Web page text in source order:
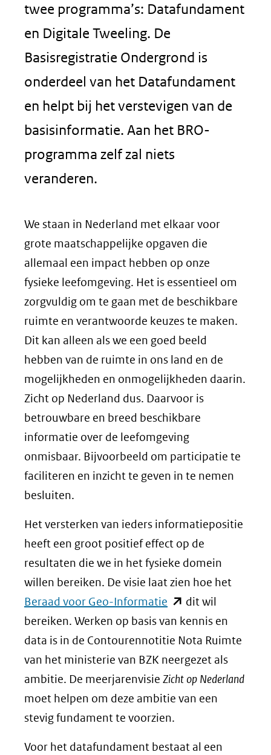
twee programma’s: Datafundament
en Digitale Tweeling. De
Basisregistratie Ondergrond is
onderdeel van het Datafundament
en helpt bij het verstevigen van de
basisinformatie. Aan het BRO-
programma zelf zal niets
veranderen.
We staan in Nederland met elkaar voor
grote maatschappelijke opgaven die
allemaal een impact hebben op onze
fysieke leefomgeving. Het is essentieel om
zorgvuldig om te gaan met de beschikbare
ruimte en verantwoorde keuzes te maken.
Dit kan alleen als we een goed beeld
hebben van de ruimte in ons land en de
mogelijkheden en onmogelijkheden daarin.
Zicht op Nederland dus. Daarvoor is
betrouwbare en breed beschikbare
informatie over de leefomgeving
onmisbaar. Bijvoorbeeld om participatie te
faciliteren en inzicht te geven in te nemen
besluiten.
Het versterken van ieders informatiepositie
heeft een groot positief effect op de
resultaten die we in het fysieke domein
willen bereiken. De visie laat zien hoe het
Beraad voor Geo-Informatie (opent
in
nieuw
venster)
(verwijst
naar
een
dit wil
bereiken. Werken op basis van kennis en
data is in de Contourennotitie Nota Ruimte
van het ministerie van BZK neergezet als
ambitie. De meerjarenvisie Zicht op Nederland
moet helpen om deze ambitie van een
stevig fundament te voorzien.
Voor het datafundament bestaat al een